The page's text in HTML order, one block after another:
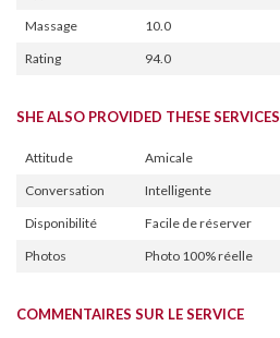
Massage
10.0
Rating
94.0
SHE ALSO PROVIDED THESE SERVICES
Attitude
Amicale
Conversation
Intelligente
Disponibilité
Facile de réserver
Photos
Photo 100% réelle
COMMENTAIRES SUR LE SERVICE